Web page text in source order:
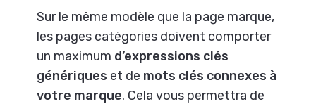
Sur le même modèle que la page marque,
les pages catégories doivent comporter
un maximum d’expressions clés
génériques et de mots clés connexes à
votre marque. Cela vous permettra de